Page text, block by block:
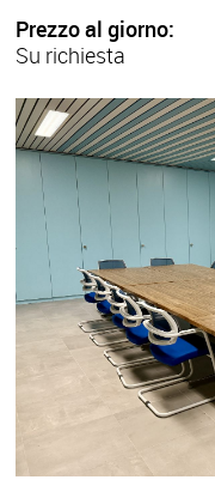
Prezzo al giorno:
Su richiesta